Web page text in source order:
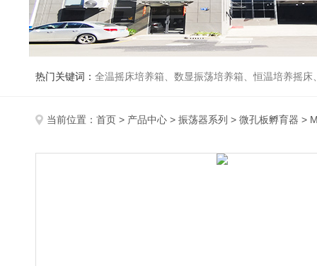
热门关键词： 全温摇床培养箱、数显振荡培养箱、恒温培养摇
当前位置： 首页 > 产品中心 > 振荡器系列 > 微孔板孵育器 >